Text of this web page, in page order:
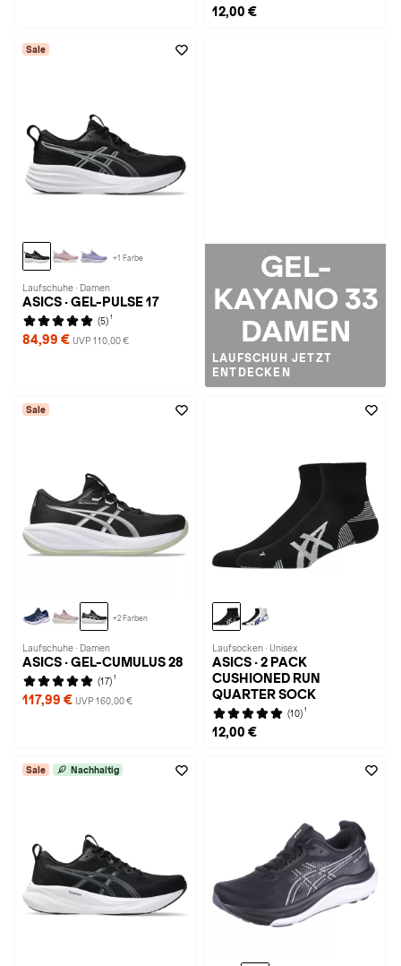
12,00 €
Sale
+1 Farbe
Laufschuhe · Damen
ASICS · GEL-PULSE 17
(5) 1
84,99 € UVP 110,00 €
GEL-
KAYANO 33
DAMEN
LAUFSCHUH JETZT
ENTDECKEN
Sale
+2 Farben
Laufschuhe · Damen
ASICS · GEL-CUMULUS 28
(17) 1
117,99 € UVP 160,00 €
Laufsocken · Unisex
ASICS · 2 PACK
CUSHIONED RUN
QUARTER SOCK
(10) 1
12,00 €
Sale Nachhaltig